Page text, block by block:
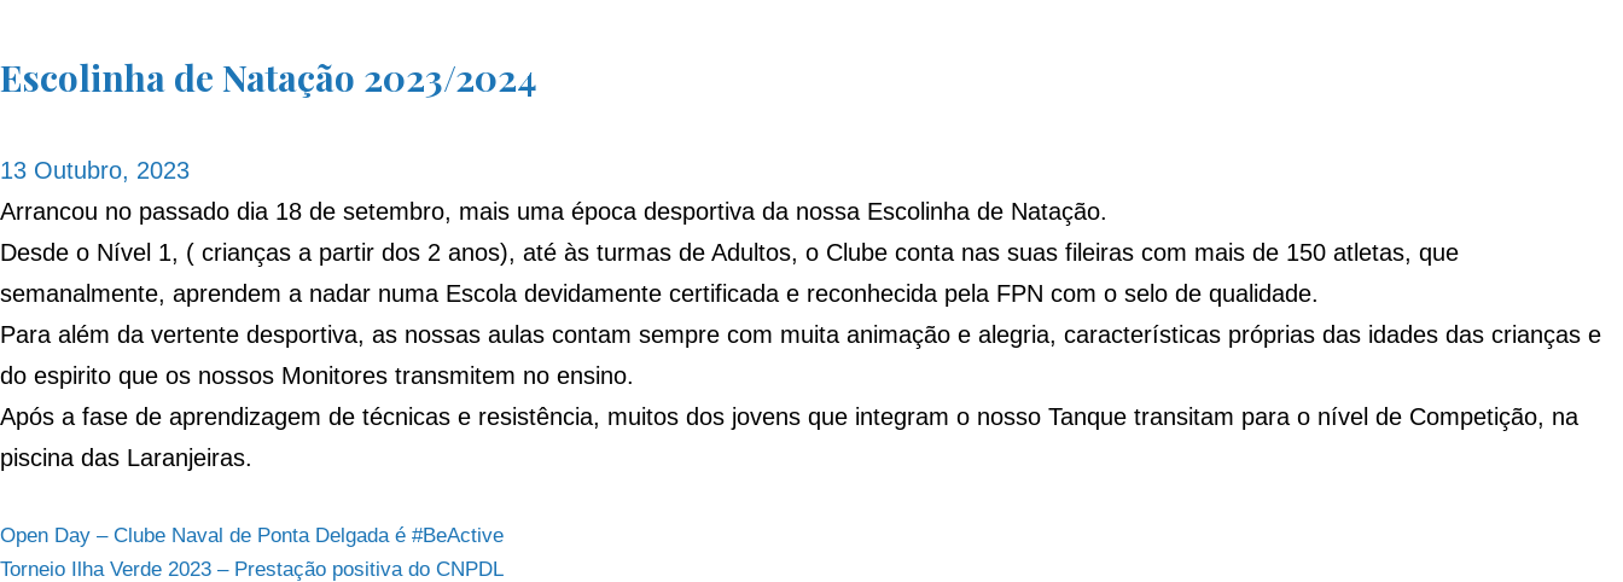
Escolinha de Natação 2023/2024
13 Outubro, 2023
Arrancou no passado dia 18 de setembro, mais uma época desportiva da nossa Escolinha de Natação.
Desde o Nível 1, ( crianças a partir dos 2 anos), até às turmas de Adultos, o Clube conta nas suas fileiras com mais de 150 atletas, que
semanalmente, aprendem a nadar numa Escola devidamente certificada e reconhecida pela FPN com o selo de qualidade.
Para além da vertente desportiva, as nossas aulas contam sempre com muita animação e alegria, características próprias das idades das crianças e
do espirito que os nossos Monitores transmitem no ensino.
Após a fase de aprendizagem de técnicas e resistência, muitos dos jovens que integram o nosso Tanque transitam para o nível de Competição, na
piscina das Laranjeiras.
Navegação
Open Day – Clube Naval de Ponta Delgada é #BeActive
Torneio Ilha Verde 2023 – Prestação positiva do CNPDL